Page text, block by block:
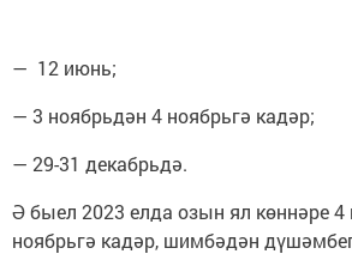
— 12 июнь;
— 3 ноябрьдән 4 ноябрьгә кадәр;
— 29-31 декабрьдә.
Ә быел 2023 елда озын ял көннәре 4
ноябрьгә кадәр, шимбәдән